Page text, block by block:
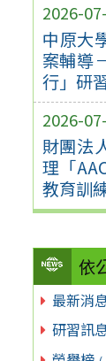
2026-
中原大
案輔導
行」研
2026-
財團法
理「
教育訓
依
最新消
研習訊